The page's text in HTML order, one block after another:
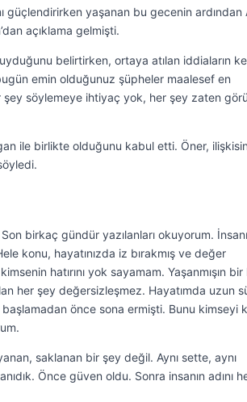
güçlendirirken yaşanan bu gecenin ardından
açıklama gelmişti.
belirtirken, ortaya atılan iddiaların
emin olduğunuz şüpheler maalesef en
söylemeye ihtiyaç yok, her şey zaten
ile birlikte olduğunu kabul etti. Öner,
birkaç gündür yazılanları okuyorum.
konu, hayatınızda iz bırakmış ve değer
hatırını yok sayamam. Yaşanmışın bir
her şey değersizleşmez. Hayatımda uzun
önce sona ermişti. Bunu kimseyi
saklanan bir şey değil. Aynı sette, aynı
Önce güven oldu. Sonra insanın adını